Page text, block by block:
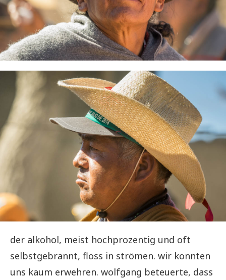
der alkohol, meist hochprozentig und oft
selbstgebrannt, floss in strömen. wir konnten
uns kaum erwehren. wolfgang beteuerte, dass